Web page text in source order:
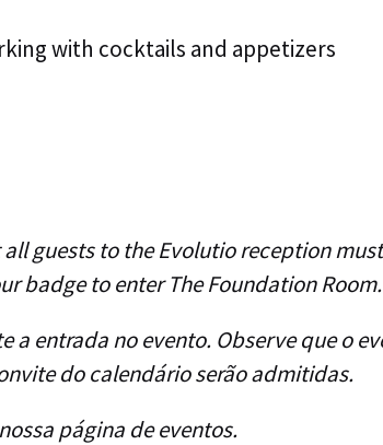
with cocktails and appetizers
all guests to the Evolutio reception
badge to enter The Foundation Room.
a entrada no evento. Observe que o
do calendário serão admitidas.
página de eventos.